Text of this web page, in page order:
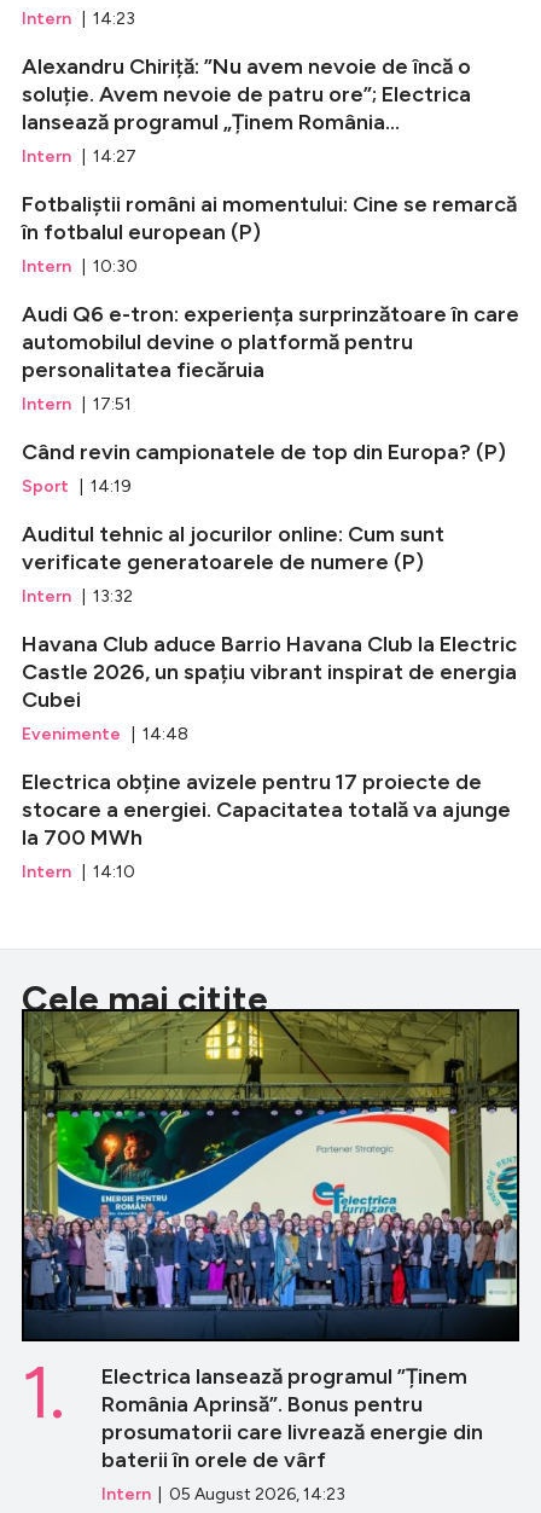
Intern | 14:23
Alexandru Chiriță: ”Nu avem nevoie de încă o
soluție. Avem nevoie de patru ore”; Electrica
lansează programul „Ținem România...
Intern | 14:27
Fotbaliștii români ai momentului: Cine se remarcă
în fotbalul european (P)
Intern | 10:30
Audi Q6 e-tron: experiența surprinzătoare în care
automobilul devine o platformă pentru
personalitatea fiecăruia
Intern | 17:51
Când revin campionatele de top din Europa? (P)
Sport | 14:19
Auditul tehnic al jocurilor online: Cum sunt
verificate generatoarele de numere (P)
Intern | 13:32
Havana Club aduce Barrio Havana Club la Electric
Castle 2026, un spațiu vibrant inspirat de energia
Cubei
Evenimente | 14:48
Electrica obține avizele pentru 17 proiecte de
stocare a energiei. Capacitatea totală va ajunge
la 700 MWh
Intern | 14:10
Cele mai citite
Electrica lansează programul ”Ținem
România Aprinsă”. Bonus pentru
prosumatorii care livrează energie din
baterii în orele de vârf
Intern | 05 August 2026, 14:23
1.